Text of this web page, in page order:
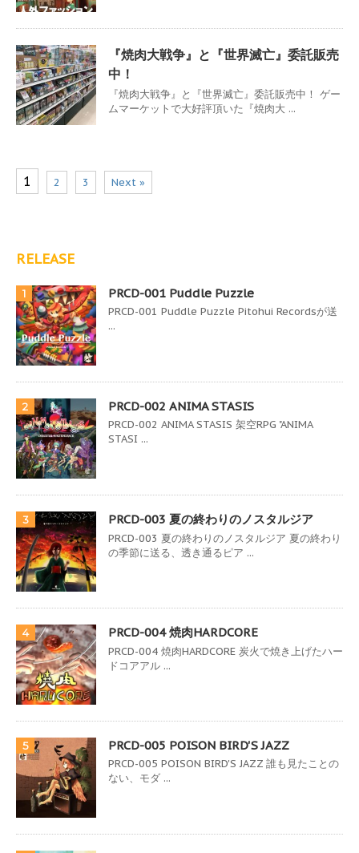
『焼肉大戦争』と『世界滅亡』委託販売
中！
『焼肉大戦争』と『世界滅亡』委託販売中！ ゲー
ムマーケットで大好評頂いた『焼肉大 ...
1 2 3 Next »
RELEASE
1 PRCD-001 Puddle Puzzle
PRCD-001 Puddle Puzzle Pitohui Recordsが送
...
2 PRCD-002 ANIMA STASIS
PRCD-002 ANIMA STASIS 架空RPG "ANIMA
STASI ...
3 PRCD-003 夏の終わりのノスタルジア
PRCD-003 夏の終わりのノスタルジア 夏の終わり
の季節に送る、透き通るピア ...
4 PRCD-004 焼肉HARDCORE
PRCD-004 焼肉HARDCORE 炭火で焼き上げたハー
ドコアアル ...
5 PRCD-005 POISON BIRD'S JAZZ
PRCD-005 POISON BIRD'S JAZZ 誰も見たことの
ない、モダ ...